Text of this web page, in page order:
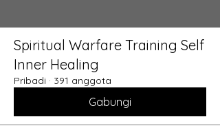
Spiritual Warfare Training Self
Inner Healing
Pribadi · 391 anggota
Gabungi